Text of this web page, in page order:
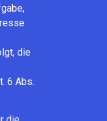
die
6 Abs.